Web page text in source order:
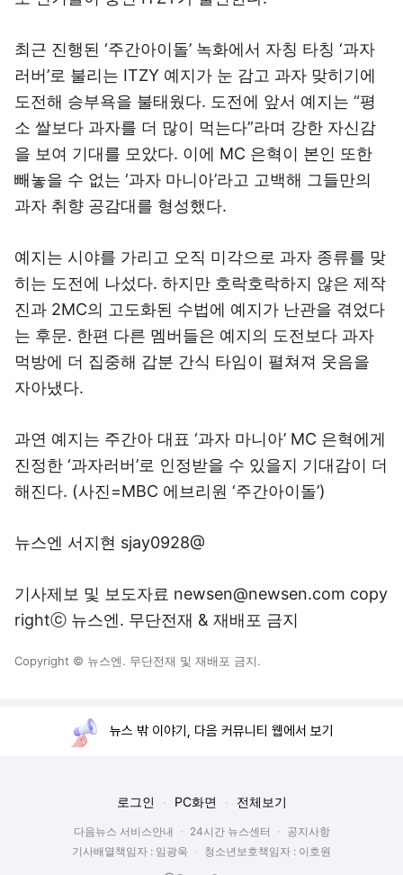
최근 진행된 ‘주간아이돌’ 녹화에서 자칭 타칭 ‘과자
러버’로 불리는 ITZY 예지가 눈 감고 과자 맞히기에
도전해 승부욕을 불태웠다. 도전에 앞서 예지는 “평
소 쌀보다 과자를 더 많이 먹는다”라며 강한 자신감
을 보여 기대를 모았다. 이에 MC 은혁이 본인 또한
빼놓을 수 없는 ‘과자 마니아’라고 고백해 그들만의
과자 취향 공감대를 형성했다.
예지는 시야를 가리고 오직 미각으로 과자 종류를 맞
히는 도전에 나섰다. 하지만 호락호락하지 않은 제작
진과 2MC의 고도화된 수법에 예지가 난관을 겪었다
는 후문. 한편 다른 멤버들은 예지의 도전보다 과자
먹방에 더 집중해 갑분 간식 타임이 펼쳐져 웃음을
자아냈다.
과연 예지는 주간아 대표 ‘과자 마니아’ MC 은혁에게
진정한 ‘과자러버’로 인정받을 수 있을지 기대감이 더
해진다. (사진=MBC 에브리원 ‘주간아이돌’)
뉴스엔 서지현 sjay0928@
기사제보 및 보도자료 newsen@newsen.com copy
rightⓒ 뉴스엔. 무단전재 & 재배포 금지
Copyright © 뉴스엔. 무단전재 및 재배포 금지.
뉴스 밖 이야기, 다음 커뮤니티 웹에서 보기
로그인 PC화면 전체보기
다음뉴스 서비스안내 24시간 뉴스센터
공지사항
기사배열책임자 : 임광욱
청소년보호책임자 : 이호원